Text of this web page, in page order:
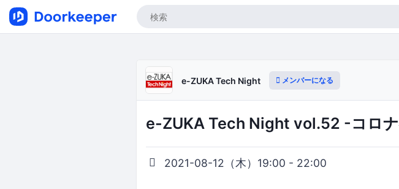
e-ZUKA Tech Night メンバーになる
e-ZUKA Tech Night vol.52 -コロ
2021-08-12（木）19:00 - 22:00